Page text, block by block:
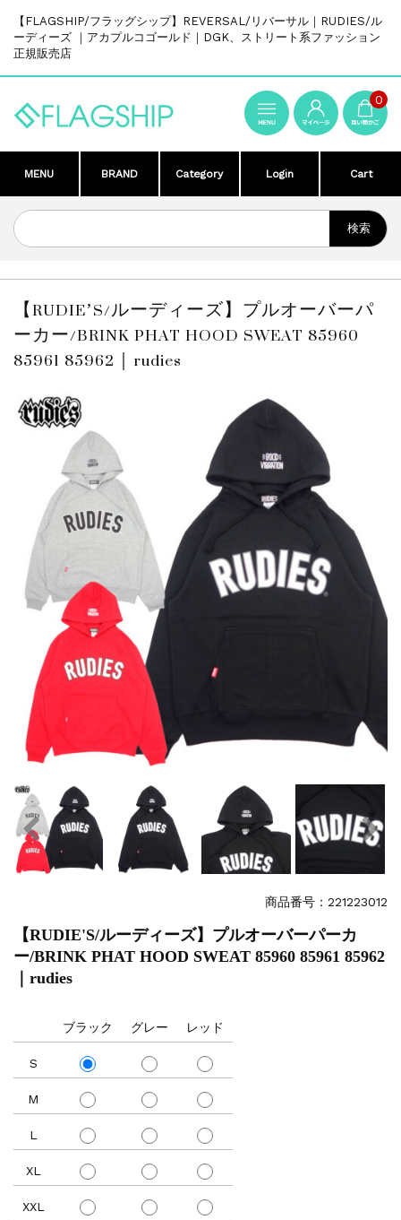
【FLAGSHIP/フラッグシップ】REVERSAL/リバーサル｜RUDIES/ル
ーディーズ ｜アカプルコゴールド｜DGK、ストリート系ファッション
正規販売店
0
MENU BRAND Category Login Cart
【RUDIE’S/ルーディーズ】プルオーバーパ
ーカー/BRINK PHAT HOOD SWEAT 85960
85961 85962｜rudies
商品番号：221223012
【RUDIE'S/ルーディーズ】プルオーバーパーカ
ー/BRINK PHAT HOOD SWEAT 85960 85961 85962
｜rudies
S
M
L
XL
XXL
ブラック グレー レッド